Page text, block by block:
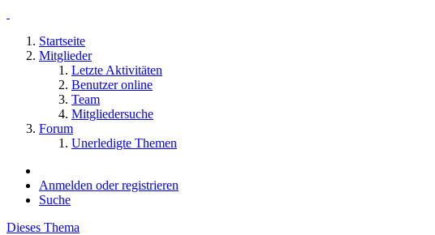
Startseite
Mitglieder
Letzte Aktivitäten
Benutzer online
Team
Mitgliedersuche
Forum
Unerledigte Themen
Anmelden oder registrieren
Suche
Dieses Thema